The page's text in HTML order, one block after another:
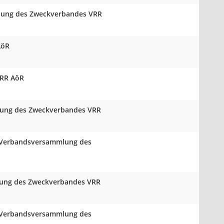
des Zweckverbandes VRR
AöR
des Zweckverbandes VRR
des
des Zweckverbandes VRR
des